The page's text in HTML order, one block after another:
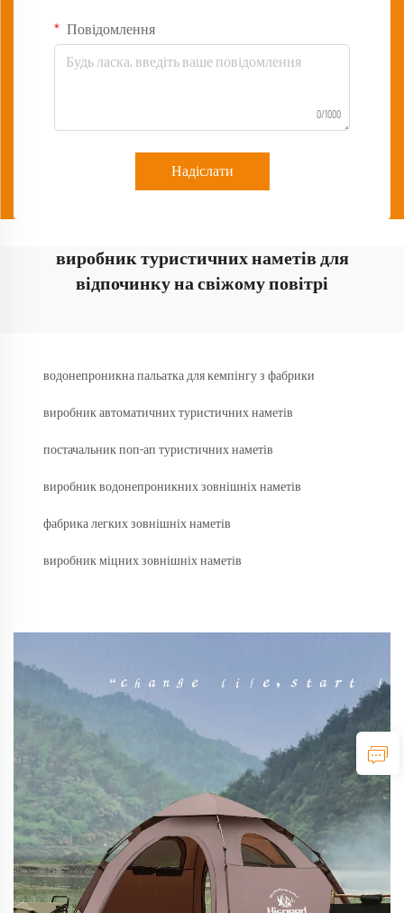
Повідомлення
0/1000
Надіслати
виробник туристичних наметів для
відпочинку на свіжому повітрі
водонепроникна пальатка для кемпінгу з фабрики
виробник автоматичних туристичних наметів
постачальник поп-ап туристичних наметів
виробник водонепроникних зовнішніх наметів
фабрика легких зовнішніх наметів
виробник міцних зовнішніх наметів